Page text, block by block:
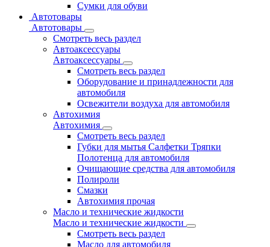
Сумки для обуви
Автотовары
Автотовары
Смотреть весь раздел
Автоаксессуары
Автоаксессуары
Смотреть весь раздел
Оборудование и принадлежности для
автомобиля
Освежители воздуха для автомобиля
Автохимия
Автохимия
Смотреть весь раздел
Губки для мытья Салфетки Тряпки
Полотенца для автомобиля
Очищающие средства для автомобиля
Полироли
Смазки
Автохимия прочая
Масло и технические жидкости
Масло и технические жидкости
Смотреть весь раздел
Масло для автомобиля